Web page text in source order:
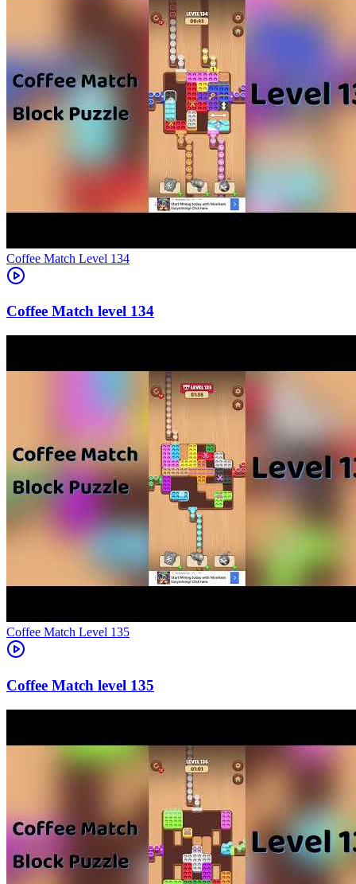
Level 134
134
Level 135
135